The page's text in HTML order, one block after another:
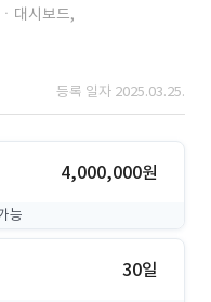
대시보드,
등록 일자 2025.03.25.
4,000,000원
능
30일